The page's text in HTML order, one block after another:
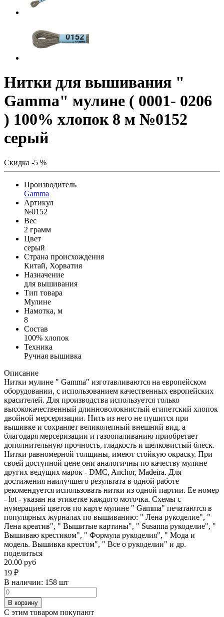
Нитки для вышивания "
Gamma" мулине ( 0001- 0206
) 100% хлопок 8 м №0152
серый
Скидка -5 %
Производитель
Gamma
Артикул
№0152
Вес
2 грамм
Цвет
серый
Страна происхождения
Китай, Хорватия
Назначение
для вышивания
Тип товара
Мулине
Намотка, м
8
Состав
100% хлопок
Техника
Ручная вышивка
Описание
Нитки мулине " Gamma" изготавливаются на европейском
оборудовании, с использованием качественных европейских
красителей. Для производства используется только
высококачественный длинноволокнистый египетский хлопок
двойной мерсеризации. Нить из него не пушится при
вышивке и сохраняет великолепный внешний вид, а
благодаря мерсеризации и газоопаливанию приобретает
дополнительную прочность, гладкость и шелковистый блеск.
Нитки равномерной толщины, имеют стойкую окраску. При
своей доступной цене они аналогичны по качеству мулине
других ведущих марок - DMC, Anchor, Madeira. Для
достижения наилучшего результата в одной работе
рекомендуется использовать нитки из одной партии. Ее номер
- lot - указан на этикетке каждого моточка. Схемы с
нумерацией цветов по карте мулине " Gamma" печатаются в
популярных журналах по вышиванию: " Лена рукоделие", "
Лена креатив", " Вышитые картины", " Susanna рукоделие", "
Вышиваю крестиком", " Формула рукоделия", " Мода и
модель. Вышивка крестом", " Все о рукоделии" и др.
поделиться
20.00 руб
19 ₽
В наличии: 158 шт
В корзину
С этим товаром покупают